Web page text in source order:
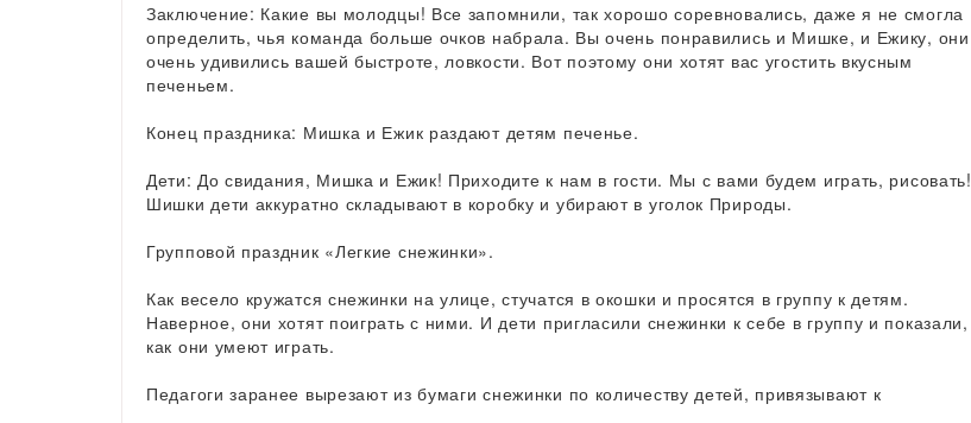
Заключение: Какие вы молодцы! Все запомнили, так хорошо соревновались, даже я не смогла
определить, чья команда больше очков набрала. Вы очень понравились и Мишке, и Ежику, они
очень удивились вашей быстроте, ловкости. Вот поэтому они хотят вас угостить вкусным
печеньем.
Конец праздника: Мишка и Ежик раздают детям печенье.
Дети: До свидания, Мишка и Ежик! Приходите к нам в гости. Мы с вами будем играть, рисовать!
Шишки дети аккуратно складывают в коробку и убирают в уголок Природы.
Групповой праздник «Легкие снежинки».
Как весело кружатся снежинки на улице, стучатся в окошки и просятся в группу к детям.
Наверное, они хотят поиграть с ними. И дети пригласили снежинки к себе в группу и показали,
как они умеют играть.
Педагоги заранее вырезают из бумаги снежинки по количеству детей, привязывают к